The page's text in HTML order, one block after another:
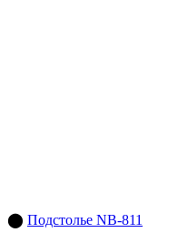
⬤ Подстолье NB-811